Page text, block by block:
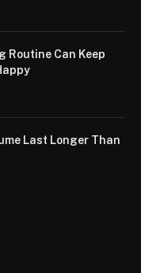
Routine Can Keep
Last Longer Than